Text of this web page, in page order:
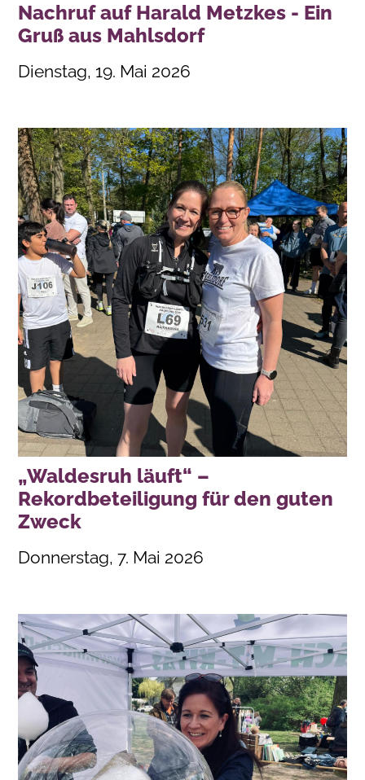
Nachruf auf Harald Metzkes - Ein
Gruß aus Mahlsdorf
Dienstag, 19. Mai 2026
„Waldesruh läuft“ –
Rekordbeteiligung für den guten
Zweck
Donnerstag, 7. Mai 2026